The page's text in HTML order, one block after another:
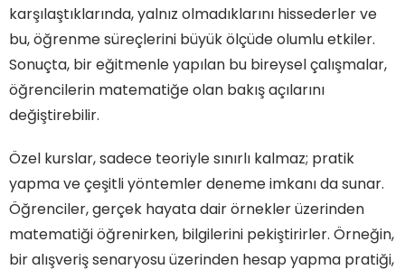
karşılaştıklarında, yalnız olmadıklarını hissederler ve
bu, öğrenme süreçlerini büyük ölçüde olumlu etkiler.
Sonuçta, bir eğitmenle yapılan bu bireysel çalışmalar,
öğrencilerin matematiğe olan bakış açılarını
değiştirebilir.
Özel kurslar, sadece teoriyle sınırlı kalmaz; pratik
yapma ve çeşitli yöntemler deneme imkanı da sunar.
Öğrenciler, gerçek hayata dair örnekler üzerinden
matematiği öğrenirken, bilgilerini pekiştirirler. Örneğin,
bir alışveriş senaryosu üzerinden hesap yapma pratiği,